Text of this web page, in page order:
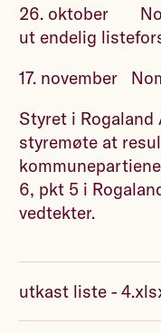
26. oktober
ut endelig
17. november
Styret i
styremøte at
6, pkt 5 i
vedtekter.
utkast liste -